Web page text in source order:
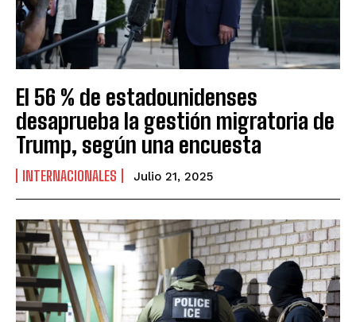
El 56 % de estadounidenses
desaprueba la gestión migratoria de
Trump, según una encuesta
INTERNACIONALES Julio 21, 2025